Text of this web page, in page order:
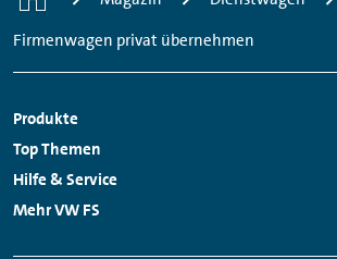
Firmenwagen privat übernehmen
Fußzeilen
Navigation
Produkte
Links:
Top Themen
Links:
Hilfe & Service
Links:
Mehr VW FS